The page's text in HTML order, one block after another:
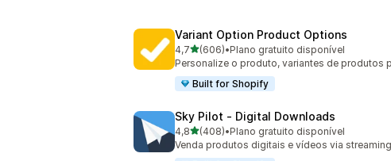
Variant Option Product Options
4,7de 5 estrelas
(606)
606 avaliações ao todo
•Plano gratuito disponível
Personalize o produto, variantes de produtos
Built for Shopify
Sky Pilot ‑ Digital Downloads
4,8de 5 estrelas
(408)
408 avaliações ao todo
•Plano gratuito disponível
Venda produtos digitais e vídeos via